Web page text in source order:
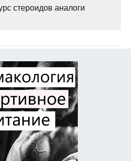
стероидов аналоги